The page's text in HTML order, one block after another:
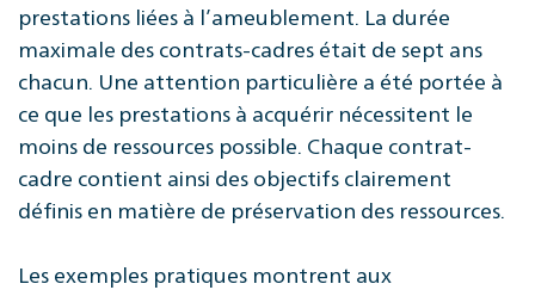
prestations liées à l’ameublement. La durée
maximale des contrats-cadres était de sept ans
chacun. Une attention particulière a été portée à
ce que les prestations à acquérir nécessitent le
moins de ressources possible. Chaque contrat-
cadre contient ainsi des objectifs clairement
définis en matière de préservation des ressources.
Les exemples pratiques montrent aux